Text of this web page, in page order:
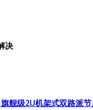
决
旗舰级2U机架式双路派